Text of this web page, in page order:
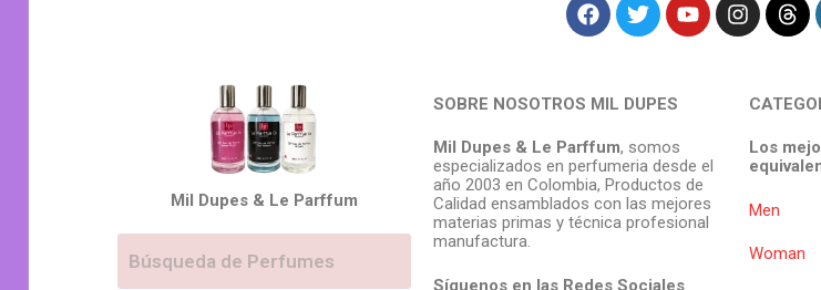
Mil Dupes & Le Parffum
SOBRE NOSOTROS MIL DUPES
Mil Dupes & Le Parffum, somos
especializados en perfumeria desde el
año 2003 en Colombia, Productos de
Calidad ensamblados con las mejores
materias primas y técnica profesional
manufactura.
Síguenos en las Redes Sociales
Los
Men
Woman